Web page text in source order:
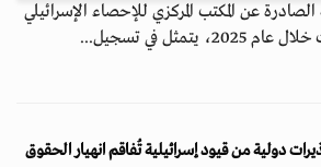
عن المكتب المركزي للإحصاء الإسرائيلي
في تسجيل...
دولية من قيود إسرائيلية تُفاقم انهيار الحقوق